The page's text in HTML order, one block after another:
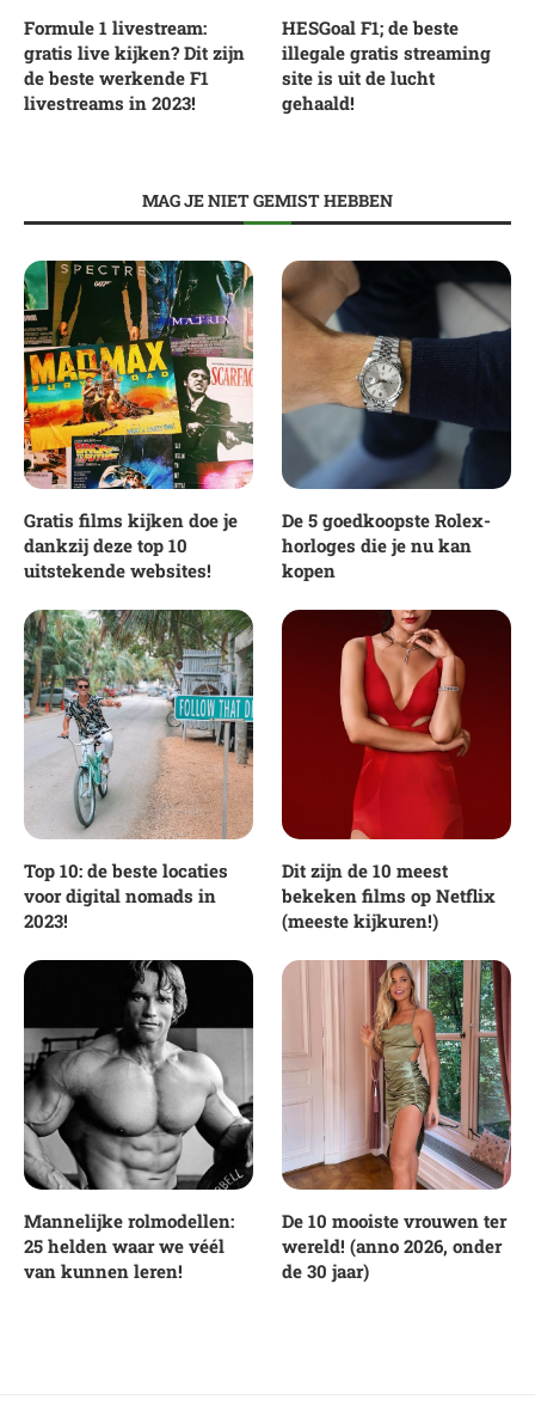
Formule 1 livestream:
gratis live kijken? Dit zijn
de beste werkende F1
livestreams in 2023!
HESGoal F1; de beste
illegale gratis streaming
site is uit de lucht
gehaald!
MAG JE NIET GEMIST HEBBEN
Gratis films kijken doe je
dankzij deze top 10
uitstekende websites!
De 5 goedkoopste Rolex-
horloges die je nu kan
kopen
Top 10: de beste locaties
voor digital nomads in
2023!
Dit zijn de 10 meest
bekeken films op Netflix
(meeste kijkuren!)
Mannelijke rolmodellen:
25 helden waar we véél
van kunnen leren!
De 10 mooiste vrouwen ter
wereld! (anno 2026, onder
de 30 jaar)